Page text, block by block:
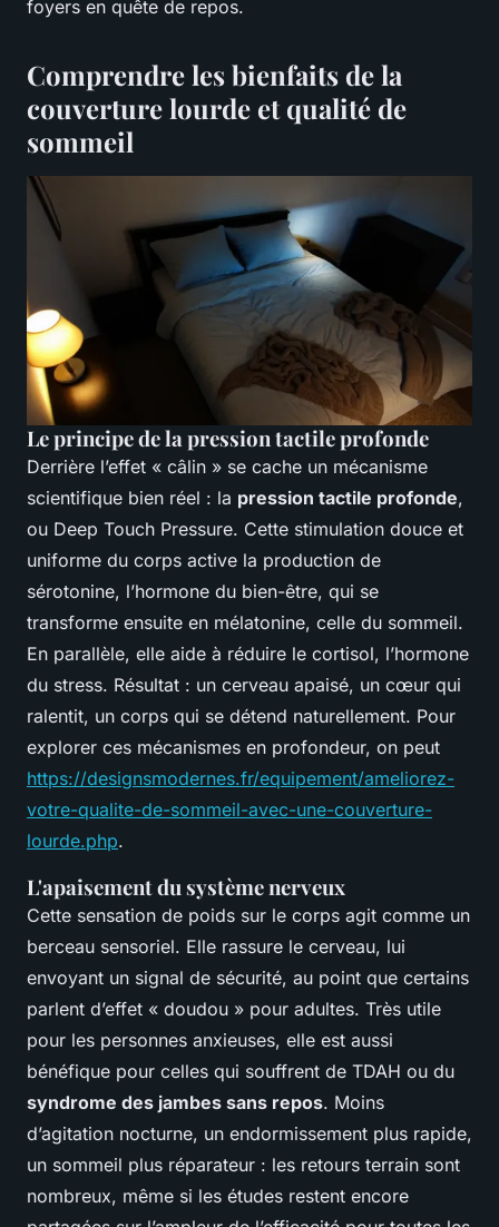
foyers en quête de repos.
Comprendre les bienfaits de la
couverture lourde et qualité de
sommeil
Le principe de la pression tactile profonde
Derrière l’effet « câlin » se cache un mécanisme
scientifique bien réel : la pression tactile profonde,
ou Deep Touch Pressure. Cette stimulation douce et
uniforme du corps active la production de
sérotonine, l’hormone du bien-être, qui se
transforme ensuite en mélatonine, celle du sommeil.
En parallèle, elle aide à réduire le cortisol, l’hormone
du stress. Résultat : un cerveau apaisé, un cœur qui
ralentit, un corps qui se détend naturellement. Pour
explorer ces mécanismes en profondeur, on peut
https://designsmodernes.fr/equipement/ameliorez-
votre-qualite-de-sommeil-avec-une-couverture-
lourde.php.
L'apaisement du système nerveux
Cette sensation de poids sur le corps agit comme un
berceau sensoriel. Elle rassure le cerveau, lui
envoyant un signal de sécurité, au point que certains
parlent d’effet « doudou » pour adultes. Très utile
pour les personnes anxieuses, elle est aussi
bénéfique pour celles qui souffrent de TDAH ou du
syndrome des jambes sans repos. Moins
d’agitation nocturne, un endormissement plus rapide,
un sommeil plus réparateur : les retours terrain sont
nombreux, même si les études restent encore